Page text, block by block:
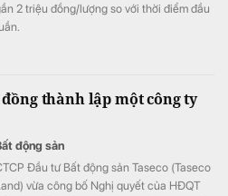
2 triệu đồng/lượng so với thời điểm đầu
đồng thành lập một công ty
động sản
Đầu tư Bất động sản Taseco (Taseco
vừa công bố Nghị quyết của HĐQT